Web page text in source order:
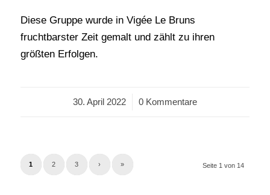
Diese Gruppe wurde in Vigée Le Bruns
fruchtbarster Zeit gemalt und zählt zu ihren
größten Erfolgen.
30. April 2022
/ 0 Kommentare
Seite 1 von 14
1 2 3 › »